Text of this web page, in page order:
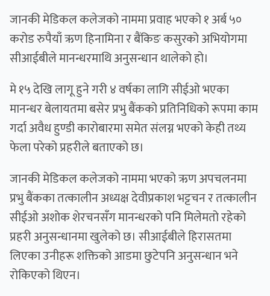
जानकी मेडिकल कलेजको नाममा प्रवाह भएको १ अर्ब ५०
करोड रुपैयाँ ऋण हिनामिना र बैंकिङ कसुरको अभियोगमा
सीआईबीले मानन्धरमाथि अनुसन्धान थालेको हो।
मे १५ देखि लागू हुने गरी ४ वर्षका लागि सीईओ भएका
मानन्धर बेलायतमा बसेर प्रभु बैंकको प्रतिनिधिको रूपमा काम
गर्दा अवैध हुण्डी कारोबारमा समेत संलग्न भएको केही तथ्य
फेला परेको प्रहरीले बताएको छ।
जानकी मेडिकल कलेजको नाममा भएको ऋण अपचलनमा
प्रभु बैंकका तत्कालीन अध्यक्ष देवीप्रकाश भट्टचन र तत्कालीन
सीईओ अशोक शेरचनसँग मानन्धरको पनि मिलेमतो रहेको
प्रहरी अनुसन्धानमा खुलेको छ। सीआईबीले हिरासतमा
लिएका उनीहरू शक्तिको आडमा छुटेपनि अनुसन्धान भने
रोकिएको थिएन।